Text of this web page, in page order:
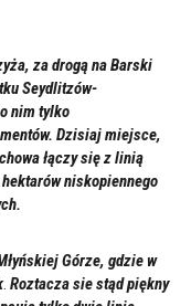
za drogą na Barski
Seydlitzów-
nim tylko
Dzisiaj miejsce,
łączy się z linią
niskopiennego
Górze, gdzie w
. Roztacza sie stąd piękny